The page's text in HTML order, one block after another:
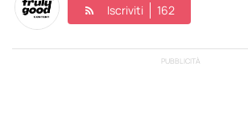
Iscriviti 162
PUBBLICITÀ